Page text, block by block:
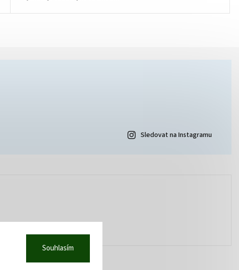
Souhlasím
Sledovat na Instagramu